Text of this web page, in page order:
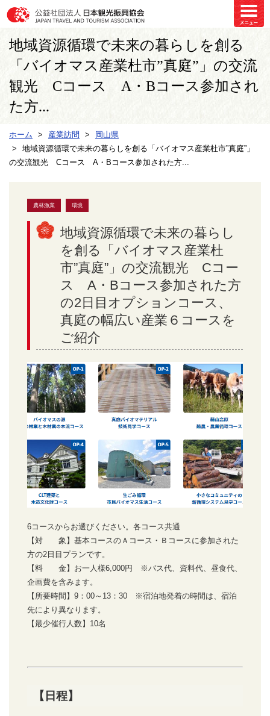
地域資源循環で未来の暮らしを創る
「バイオマス産業杜市”真庭”」の交流
観光 Cコース A・Bコース参加され
た方...
ホーム 産業訪問
岡山県
地域資源循環で未来の暮らしを創る「バイオマス産業杜市”真庭”」
の交流観光 Cコース A・Bコース参加された方...
農林漁業 環境
地域資源循環で未来の暮らし
を創る「バイオマス産業杜
市”真庭”」の交流観光 Cコー
ス A・Bコース参加された方
の2日目オプションコース、
真庭の幅広い産業６コースを
ご紹介
6コースからお選びください。各コース共通
【対 象】基本コースのＡコース・Ｂコースに参加された
方の2日目プランです。
【料 金】お一人様6,000円 ※バス代、資料代、昼食代、
企画費を含みます。
【所要時間】9：00～13：30 ※宿泊地発着の時間は、宿泊
先により異なります。
【最少催行人数】10名
【日程】